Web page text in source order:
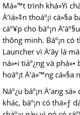
Má»™t trình khá»Ÿi
Ä‘iá»‡n thoáº¡i cá»§a
cáº¥p cho báº¡n
thông minh. Báº¡n có
Launcher vì Ä‘ây là
ná»•i tiáº¿ng và
hoáº¡t Ä‘á»™ng cá»§a
Náº¿u báº¡n Ä‘ang
khác, báº¡n có thá»ƒ